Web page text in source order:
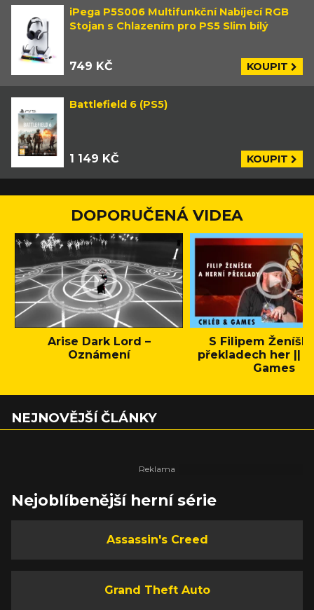
iPega P5S006 Multifunkční Nabíjecí RGB
Stojan s Chlazením pro PS5 Slim bílý
749 KČ KOUPIT
Battlefield 6 (PS5)
1 149 KČ KOUPIT
DOPORUČENÁ VIDEA
Arise Dark Lord –
Oznámení
S Filipem
překladech her ||
Games
NEJNOVĚJŠÍ ČLÁNKY
Nejoblíbenější herní série
Assassin's Creed
Grand Theft Auto